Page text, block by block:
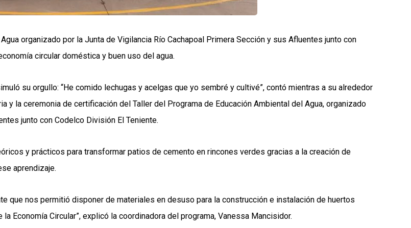
organizado por la Junta de Vigilancia Río Cachapoal Primera Sección y sus Afluentes junto con
circular doméstica y buen uso del agua.
su orgullo: “He comido lechugas y acelgas que yo sembré y cultivé”, contó mientras a su alrededor
y la ceremonia de certificación del Taller del Programa de Educación Ambiental del Agua, organizado
junto con Codelco División El Teniente.
y prácticos para transformar patios de cemento en rincones verdes gracias a la creación de
aprendizaje.
que nos permitió disponer de materiales en desuso para la construcción e instalación de huertos
Economía Circular”, explicó la coordinadora del programa, Vanessa Mancisidor.